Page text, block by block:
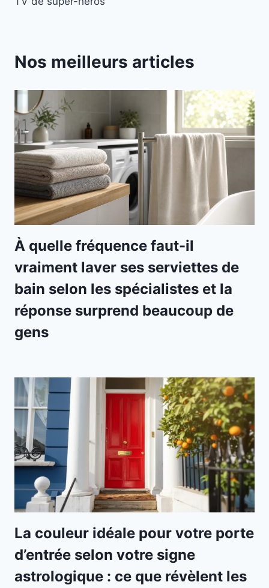
Nos meilleurs articles
À quelle fréquence faut-il
vraiment laver ses serviettes de
bain selon les spécialistes et la
réponse surprend beaucoup de
gens
La couleur idéale pour votre porte
d’entrée selon votre signe
astrologique : ce que révèlent les